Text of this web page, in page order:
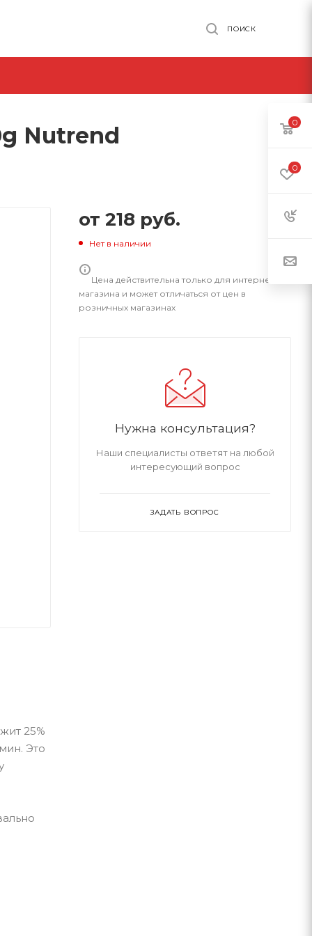
ПОИСК
Nutrend
25%
Это
от 218 руб.
Нет в наличии
Цена действительна только для интернет-
магазина и может отличаться от цен в
розничных магазинах
Нужна консультация?
Наши специалисты ответят на любой
интересующий вопрос
ЗАДАТЬ ВОПРОС
0
0